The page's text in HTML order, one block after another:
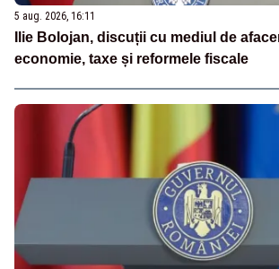
5 aug. 2026, 16:11
Ilie Bolojan, discuții cu mediul de
economie, taxe și reformele fiscale